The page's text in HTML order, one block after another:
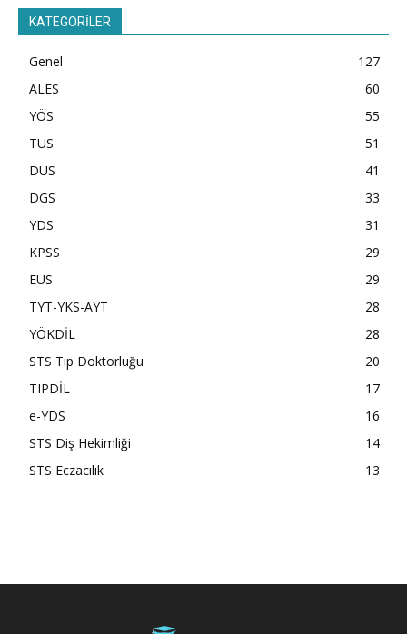
KATEGORİLER
Genel
127
ALES
60
YÖS
55
TUS
51
DUS
41
DGS
33
YDS
31
KPSS
29
EUS
29
TYT-YKS-AYT
28
YÖKDİL
28
STS Tıp Doktorluğu
20
TIPDİL
17
e-YDS
16
STS Diş Hekimliği
14
STS Eczacılık
13